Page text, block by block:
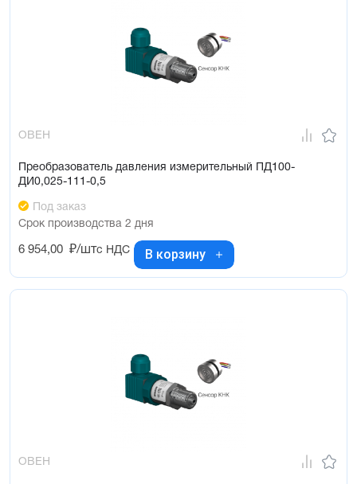
ОВЕН
Преобразователь давления измерительный ПД100-
ДИ0,025-111-0,5
Под заказ
Срок производства 2 дня
6 954,00 ₽/штс НДС В корзину
ОВЕН